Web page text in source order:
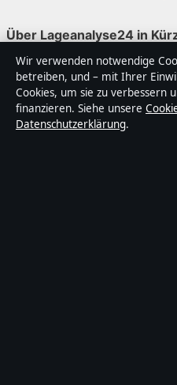
Über Lageanalyse24 in
Lageanalyse24 ist ein
Nachrichtenanbieter mit
Technik und Gesellschaft
trägt eine Byline, wird von
Wir verwenden notwendige
betreiben, und – mit Ihrer
Cookies, um sie zu verbessern
finanzieren. Siehe unsere
Datenschutzerklärung.